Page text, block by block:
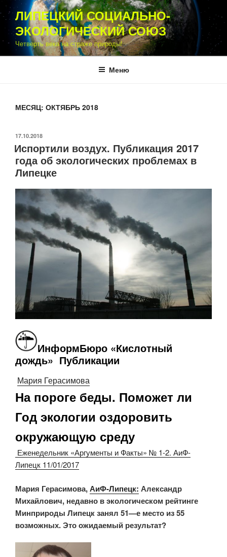
Перейти
содержимому
ЛИПЕЦКИЙ СОЦИАЛЬНО-
ЭКОЛОГИЧЕСКИЙ СОЮЗ
Четверть века на страже природы!
Меню
МЕСЯЦ: ОКТЯБРЬ 2018
ОПУБЛИКОВАНО
17.10.2018
Испортили воздух. Публикация 2017
года об экологических проблемах в
Липецке
ИнформБюро «Кислотный
дождь» Публикации
Мария Герасимова
На пороге беды. Поможет ли
Год экологии оздоровить
окружающую среду
Еженедельник «Аргументы и Факты» № 1-2. АиФ-
Липецк 11/01/2017
Мария Герасимова,АиФ-Липецк: Александр
Михайлович, недавно в экологическом рейтинге
Минприроды Липецк занял 51—е место из 55
возможных. Это ожидаемый результат?